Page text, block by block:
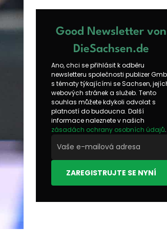
Good Newsletter von
DieSachsen.de
Ano, chci se přihlásit k odběru
newsletteru společnosti publizer
s tématy týkajícími se Sachsen,
webových stránek a služeb. Tento
souhlas můžete kdykoli odvolat s
platností do budoucna. Další
informace naleznete v našich
zásadách ochrany osobních údajů.
ZAREGISTRUJTE SE NYNÍ